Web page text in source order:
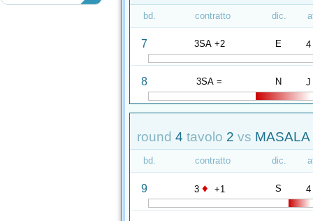
bd. contratto dic.
7 3SA +2 E 4
8 3SA = N J
round 4 tavolo 2 vs
bd. contratto dic.
9 3 ♦ +1 S 4